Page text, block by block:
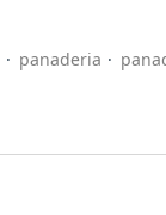
panaderia